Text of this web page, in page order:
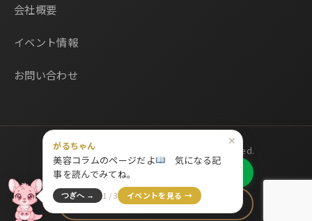
会社概要
イベント情報
お問い合わせ
© 2026 株式会社フロース All Rights Reserved.
LINE公式アカウント追加
お問い合わせ
✕
がるちゃん
美容コラムのページだよ
気になる記
事を読んでみてね。
つぎへ → 1 / 3 イベントを見る →